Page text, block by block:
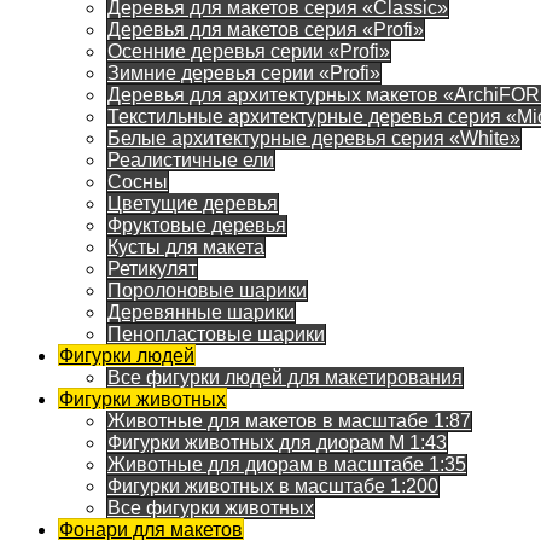
Деревья для макетов серия «Classic»
Деревья для макетов серия «Profi»
Осенние деревья серии «Profi»
Зимние деревья серии «Profi»
Деревья для архитектурных макетов
Текстильные архитектурные деревья серия
Белые архитектурные деревья серия «White»
Реалистичные ели
Сосны
Цветущие деревья
Фруктовые деревья
Кусты для макета
Ретикулят
Поролоновые шарики
Деревянные шарики
Пенопластовые шарики
Фигурки людей
Все фигурки людей для макетирования
Фигурки животных
Животные для макетов в масштабе 1:87
Фигурки животных для диорам М 1:43
Животные для диорам в масштабе 1:35
Фигурки животных в масштабе 1:200
Все фигурки животных
Фонари для макетов